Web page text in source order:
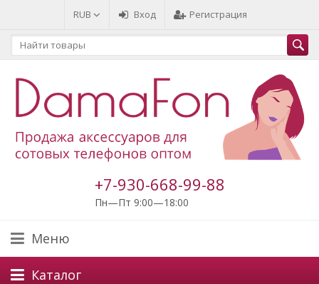
RUB Вход Регистрация
+7-930-668-99-88
Пн—Пт 9:00—18:00
Меню
Каталог